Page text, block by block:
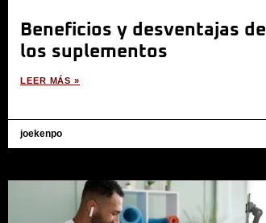
Beneficios y desventajas de
los suplementos
LEER MÁS »
joekenpo